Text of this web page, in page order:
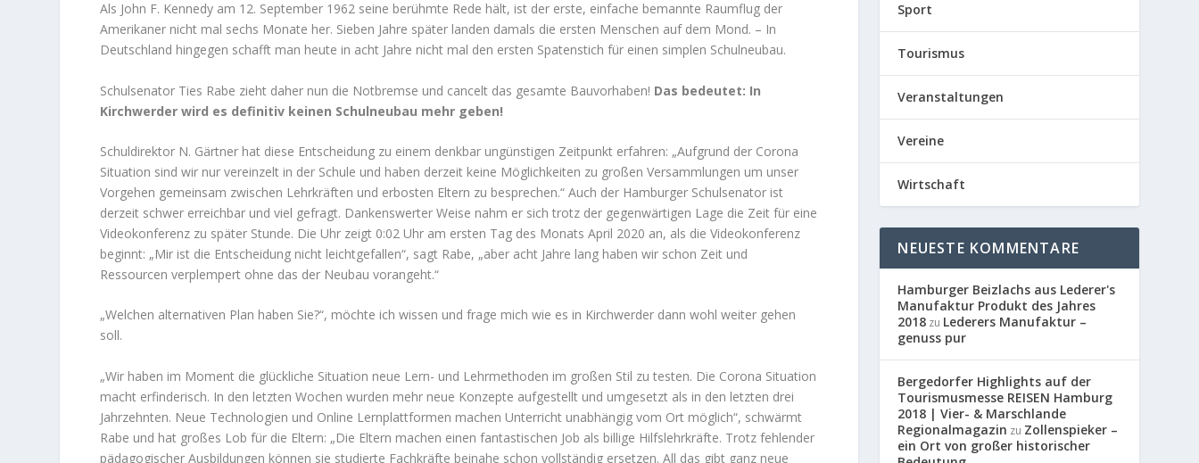
Als John F. Kennedy am 12. September 1962 seine berühmte Rede hält, ist der erste, einfache bemannte Raumflug der
Amerikaner nicht mal sechs Monate her. Sieben Jahre später landen damals die ersten Menschen auf dem Mond. – In
Deutschland hingegen schafft man heute in acht Jahre nicht mal den ersten Spatenstich für einen simplen Schulneubau.
Schulsenator Ties Rabe zieht daher nun die Notbremse und cancelt das gesamte Bauvorhaben! Das bedeutet: In
Kirchwerder wird es definitiv keinen Schulneubau mehr geben!
Schuldirektor N. Gärtner hat diese Entscheidung zu einem denkbar ungünstigen Zeitpunkt erfahren: „Aufgrund der Corona
Situation sind wir nur vereinzelt in der Schule und haben derzeit keine Möglichkeiten zu großen Versammlungen um unser
Vorgehen gemeinsam zwischen Lehrkräften und erbosten Eltern zu besprechen.“ Auch der Hamburger Schulsenator ist
derzeit schwer erreichbar und viel gefragt. Dankenswerter Weise nahm er sich trotz der gegenwärtigen Lage die Zeit für eine
Videokonferenz zu später Stunde. Die Uhr zeigt 0:02 Uhr am ersten Tag des Monats April 2020 an, als die Videokonferenz
beginnt: „Mir ist die Entscheidung nicht leichtgefallen“, sagt Rabe, „aber acht Jahre lang haben wir schon Zeit und
Ressourcen verplempert ohne das der Neubau vorangeht.“
„Welchen alternativen Plan haben Sie?“, möchte ich wissen und frage mich wie es in Kirchwerder dann wohl weiter gehen
soll.
„Wir haben im Moment die glückliche Situation neue Lern- und Lehrmethoden im großen Stil zu testen. Die Corona Situation
macht erfinderisch. In den letzten Wochen wurden mehr neue Konzepte aufgestellt und umgesetzt als in den letzten drei
Jahrzehnten. Neue Technologien und Online Lernplattformen machen Unterricht unabhängig vom Ort möglich“, schwärmt
Rabe und hat großes Lob für die Eltern: „Die Eltern machen einen fantastischen Job als billige Hilfslehrkräfte. Trotz fehlender
pädagogischer Ausbildungen können sie studierte Fachkräfte beinahe schon vollständig ersetzen. All das gibt ganz neue
Sport
Tourismus
Veranstaltungen
Vereine
Wirtschaft
NEUESTE KOMMENTARE
Hamburger Beizlachs aus Lederer's
Manufaktur Produkt des Jahres
2018 zu Lederers Manufaktur –
genuss pur
Bergedorfer Highlights auf der
Tourismusmesse REISEN Hamburg
2018 | Vier- & Marschlande
Regionalmagazin zu Zollenspieker –
ein Ort von großer historischer